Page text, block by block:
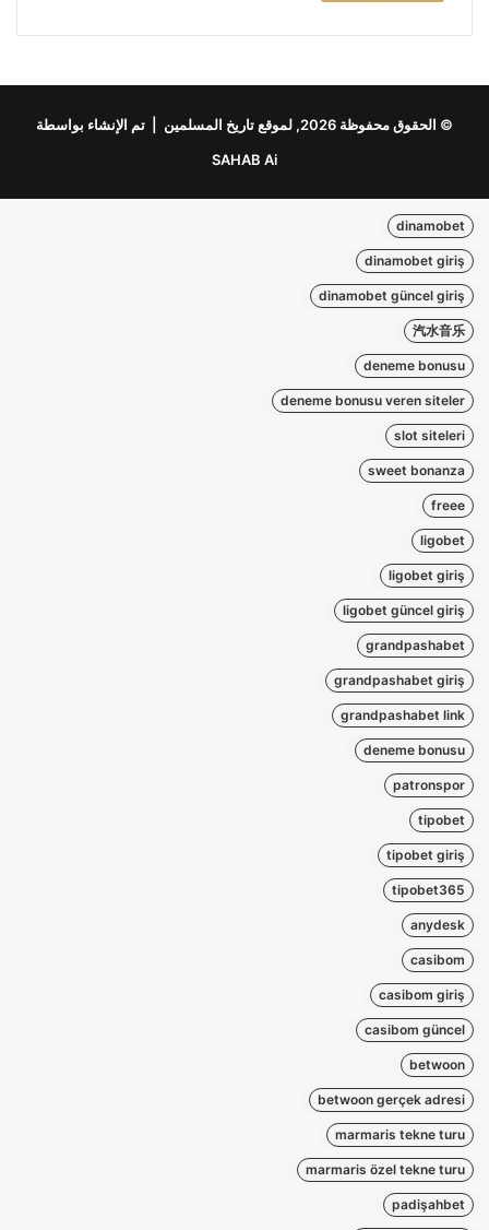
© الحقوق محفوظة 2026, لموقع تاريخ المسلمين | تم الإنشاء بواسطة
SAHAB Ai
dinamobet
dinamobet giriş
dinamobet güncel giriş
汽水音乐
deneme bonusu
deneme bonusu veren siteler
slot siteleri
sweet bonanza
freee
ligobet
ligobet giriş
ligobet güncel giriş
grandpashabet
grandpashabet giriş
grandpashabet link
deneme bonusu
patronspor
tipobet
tipobet giriş
tipobet365
anydesk
casibom
casibom giriş
casibom güncel
betwoon
betwoon gerçek adresi
marmaris tekne turu
marmaris özel tekne turu
padişahbet